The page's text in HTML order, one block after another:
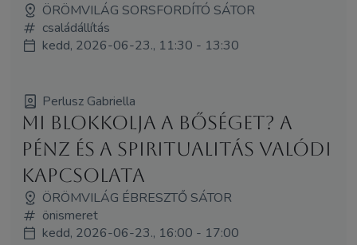
ÖRÖMVILÁG SORSFORDÍTÓ SÁTOR
családállítás
kedd, 2026-06-23., 11:30 - 13:30
Perlusz Gabriella
Mi blokkolja a bőséget? A
pénz és a spiritualitás valódi
kapcsolata
ÖRÖMVILÁG ÉBRESZTŐ SÁTOR
önismeret
kedd, 2026-06-23., 16:00 - 17:00